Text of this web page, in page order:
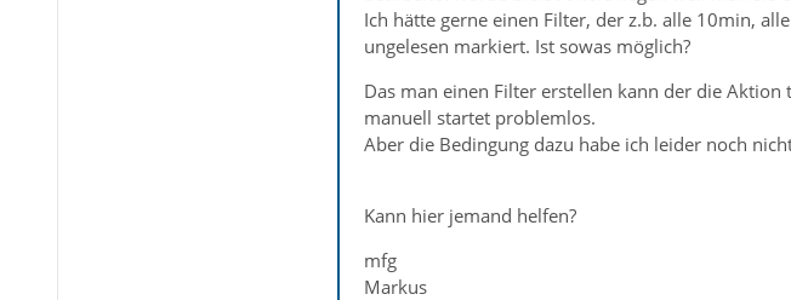
Ich hätte gerne einen Filter, der z.b. alle 10min,
ungelesen markiert. Ist sowas möglich?
Das man einen Filter erstellen kann der die
manuell startet problemlos.
Aber die Bedingung dazu habe ich leider noch
Kann hier jemand helfen?
mfg
Markus